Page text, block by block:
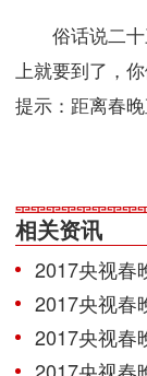
俗话说二十
上就要到了，
提示：距离春晚
相关资讯
2017央视春
2017央视春